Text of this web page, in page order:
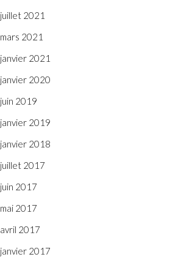
juillet 2021
mars 2021
janvier 2021
janvier 2020
juin 2019
janvier 2019
janvier 2018
juillet 2017
juin 2017
mai 2017
avril 2017
janvier 2017